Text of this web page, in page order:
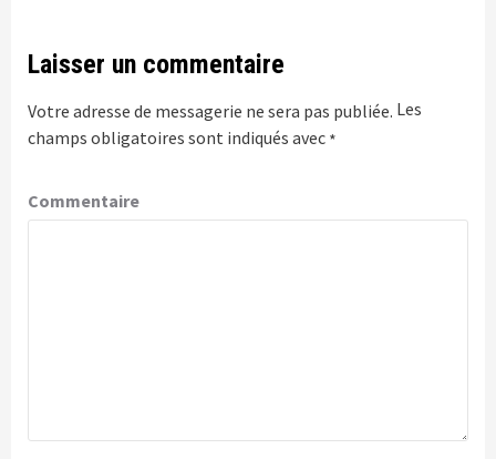
Laisser un commentaire
Votre adresse de messagerie ne sera pas publiée. Les
champs obligatoires sont indiqués avec *
Commentaire